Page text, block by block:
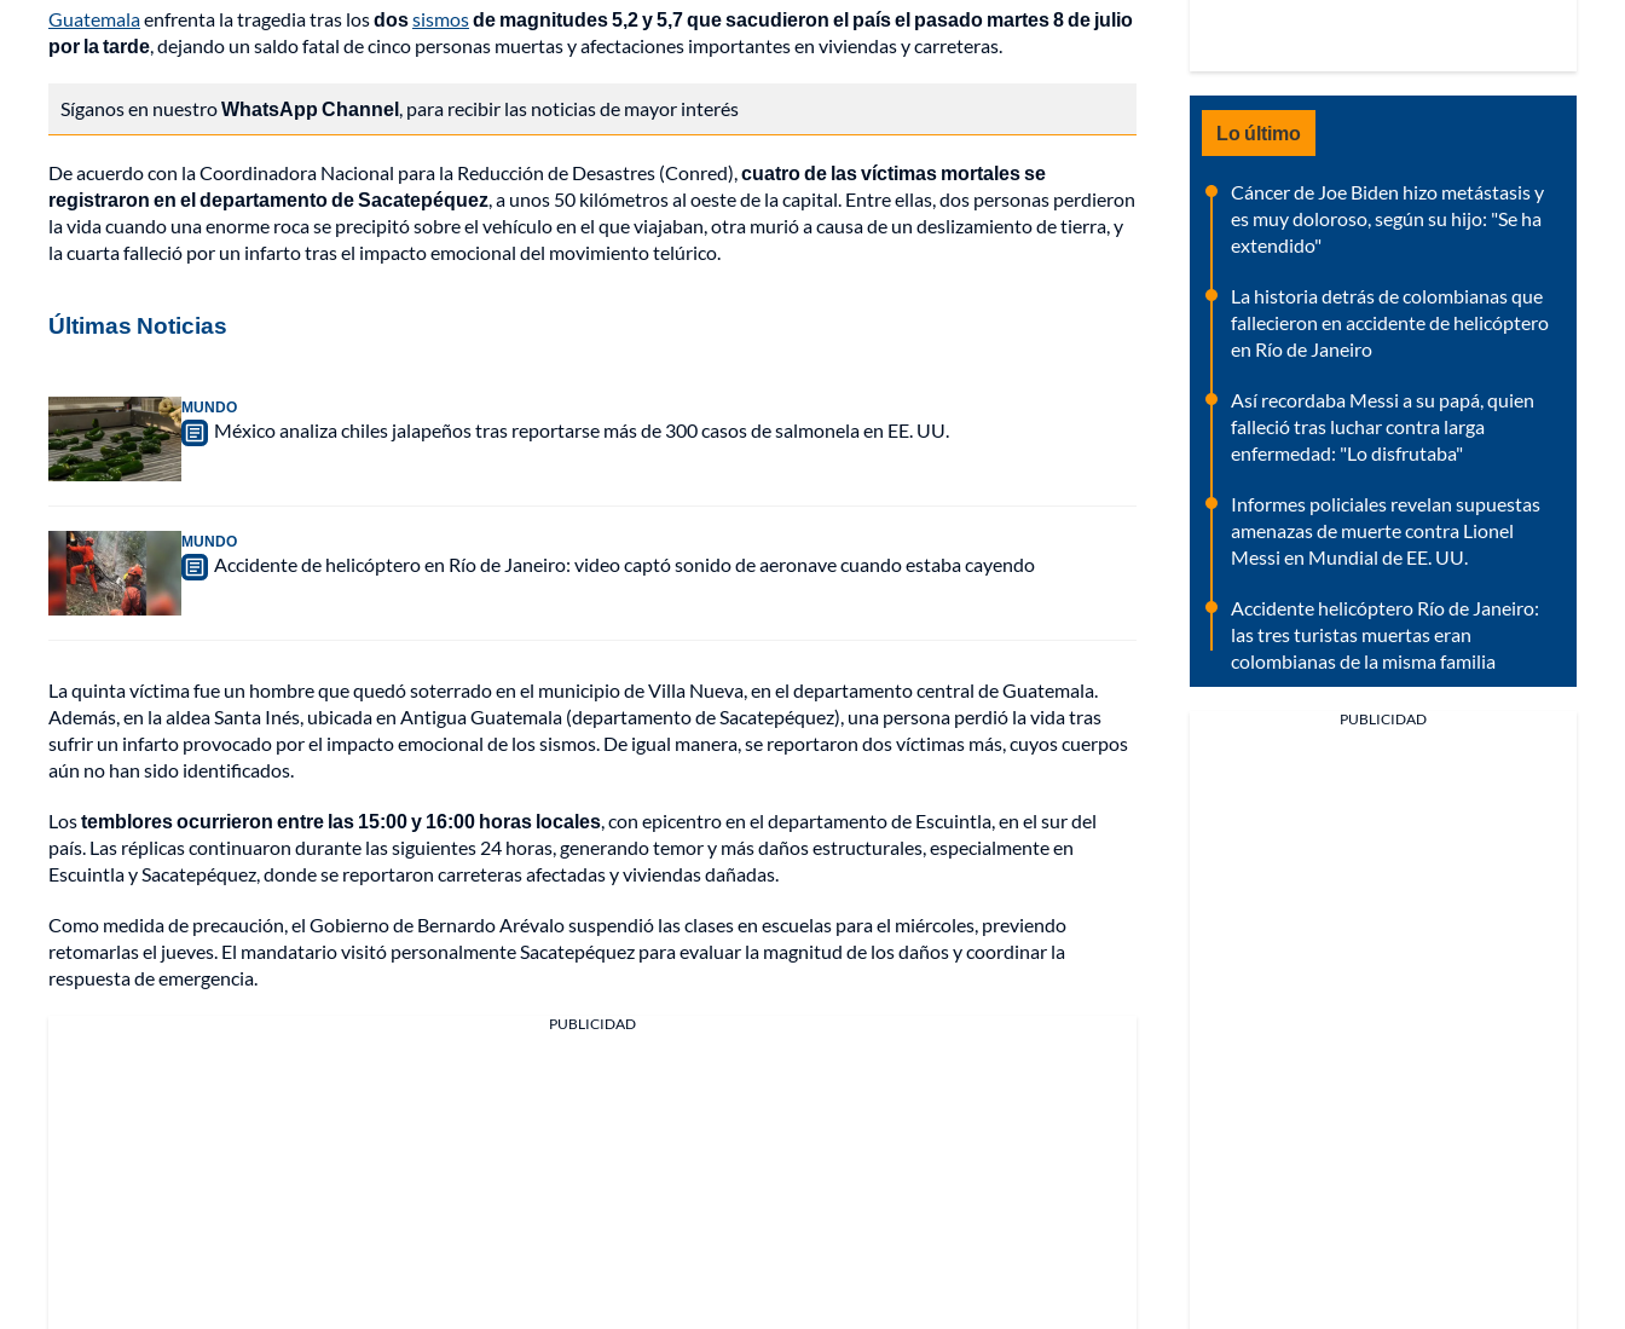
Guatemalaenfrenta la tragedia tras losdossismosde magnitudes 5,2 y 5,7 que sacudieron el país el pasado martes 8 de julio
por la tarde, dejando un saldo fatal de cinco personas muertas y afectaciones importantes en viviendas y carreteras.
Síganos en nuestroWhatsApp Channel, para recibir las noticias de mayor interés
De acuerdo con la Coordinadora Nacional para la Reducción de Desastres (Conred),cuatro de las víctimas mortales se
registraron en el departamento de Sacatepéquez, a unos 50 kilómetros al oeste de la capital. Entre ellas, dos personas perdieron
la vida cuando una enorme roca se precipitó sobre el vehículo en el que viajaban, otra murió a causa de un deslizamiento de tierra, y
la cuarta falleció por un infarto tras el impacto emocional del movimiento telúrico.
Últimas Noticias
MUNDO
México analiza chiles jalapeños tras reportarse más de 300 casos de salmonela en EE. UU.
MUNDO
Accidente de helicóptero en Río de Janeiro: video captó sonido de aeronave cuando estaba cayendo
La quinta víctima fue un hombre que quedó soterrado en el municipio de Villa Nueva, en el departamento central de Guatemala.
Además, en la aldea Santa Inés, ubicada en Antigua Guatemala (departamento de Sacatepéquez), una persona perdió la vida tras
sufrir un infarto provocado por el impacto emocional de los sismos. De igual manera, se reportaron dos víctimas más, cuyos cuerpos
aún no han sido identificados.
Lostemblores ocurrieron entre las 15:00 y 16:00 horas locales, con epicentro en el departamento de Escuintla, en el sur del
país. Las réplicas continuaron durante las siguientes 24 horas, generando temor y más daños estructurales, especialmente en
Escuintla y Sacatepéquez, donde se reportaron carreteras afectadas y viviendas dañadas.
Como medida de precaución, el Gobierno de Bernardo Arévalo suspendió las clases en escuelas para el miércoles, previendo
retomarlas el jueves. El mandatario visitó personalmente Sacatepéquez para evaluar la magnitud de los daños y coordinar la
respuesta de emergencia.
PUBLICIDAD
Lo último
Cáncer de Joe Biden hizo metástasis y
es muy doloroso, según su hijo: "Se ha
extendido"
La historia detrás de colombianas que
fallecieron en accidente de helicóptero
en Río de Janeiro
Así recordaba Messi a su papá, quien
falleció tras luchar contra larga
enfermedad: "Lo disfrutaba"
Informes policiales revelan supuestas
amenazas de muerte contra Lionel
Messi en Mundial de EE. UU.
Accidente helicóptero Río de Janeiro:
las tres turistas muertas eran
colombianas de la misma familia
PUBLICIDAD